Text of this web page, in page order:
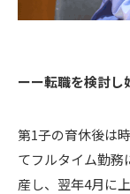
ーー転職を検討し
第1子の育休後は
てフルタイム勤務
産し、翌年4月に